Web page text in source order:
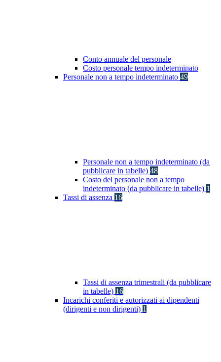
Conto annuale del personale
Costo personale tempo indeterminato
Personale non a tempo indeterminato 49
Personale non a tempo indeterminato (da
pubblicare in tabelle) 48
Costo del personale non a tempo
indeterminato (da pubblicare in tabelle) 1
Tassi di assenza 16
Tassi di assenza trimestrali (da pubblicare
in tabelle) 16
Incarichi conferiti e autorizzati ai dipendenti
(dirigenti e non dirigenti) 1